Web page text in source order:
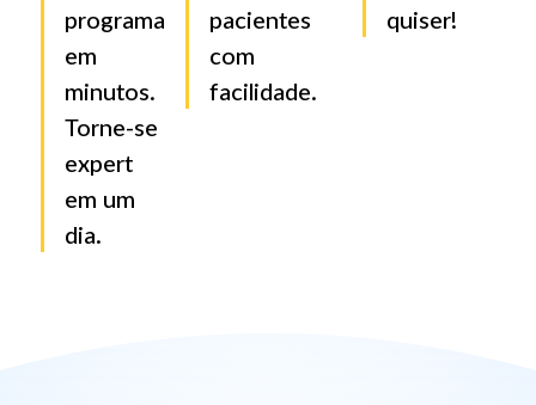
programa
em
minutos.
Torne-se
expert
em um
dia.
pacientes
com
facilidade.
quiser!